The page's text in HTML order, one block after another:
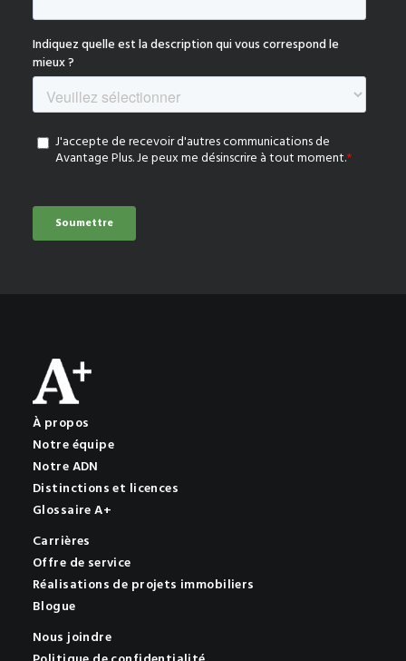
À propos
Notre équipe
Notre ADN
Distinctions et licences
Glossaire A+
Carrières
Offre de service
Réalisations de projets immobiliers
Blogue
Nous joindre